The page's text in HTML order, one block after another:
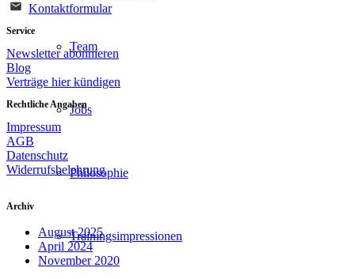
Team
Jobs
Philosophie
Trainingsimpressionen
Kontaktformular
Service
Newsletter abonnieren
Blog
Verträge hier kündigen
Rechtliche Angaben
Impressum
AGB
Datenschutz
Widerrufsbelehrung
Archiv
August 2025
April 2024
November 2020